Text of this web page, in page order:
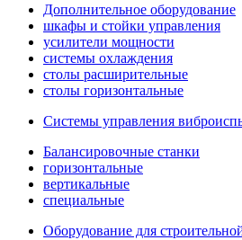
Дополнительное оборудование
шкафы и стойки управления
усилители мощности
системы охлаждения
столы расширительные
столы горизонтальные
Системы управления
Балансировочные станки
горизонтальные
вертикальные
специальные
Оборудование для